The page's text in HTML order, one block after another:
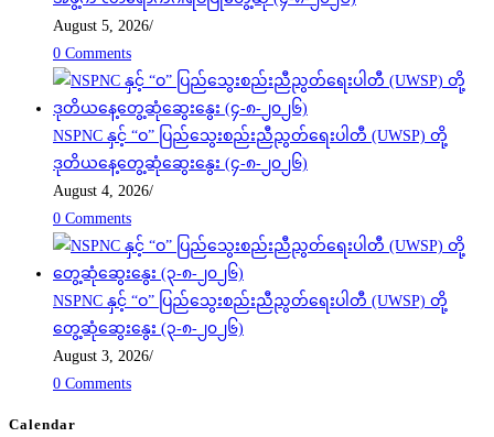
August 5, 2026/
0 Comments
NSPNC နှင့် “ဝ” ပြည်သွေးစည်းညီညွတ်ရေးပါတီ (UWSP) တို့
ဒုတိယနေ့တွေ့ဆုံဆွေးနွေး (၄-၈-၂၀၂၆)
August 4, 2026/
0 Comments
NSPNC နှင့် “ဝ” ပြည်သွေးစည်းညီညွတ်ရေးပါတီ (UWSP) တို့
တွေ့ဆုံဆွေးနွေး (၃-၈-၂၀၂၆)
August 3, 2026/
0 Comments
Calendar